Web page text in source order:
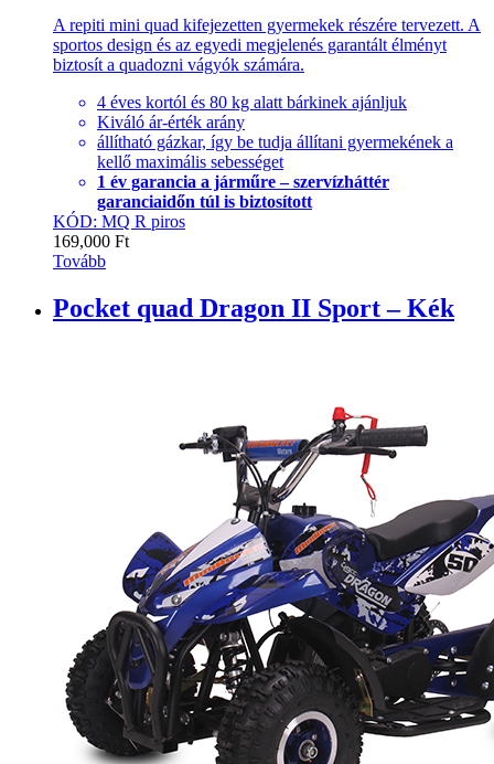
A repiti mini quad kifejezetten gyermekek részére tervezett. A
sportos design és az egyedi megjelenés garantált élményt
biztosít a quadozni vágyók számára.
4 éves kortól és 80 kg alatt bárkinek ajánljuk
Kiváló ár-érték arány
állítható gázkar, így be tudja állítani gyermekének a
kellő maximális sebességet
1 év garancia a járműre – szervízháttér
garanciaidőn túl is biztosított
KÓD: MQ R piros
169,000 Ft
Tovább
Pocket quad Dragon II Sport – Kék